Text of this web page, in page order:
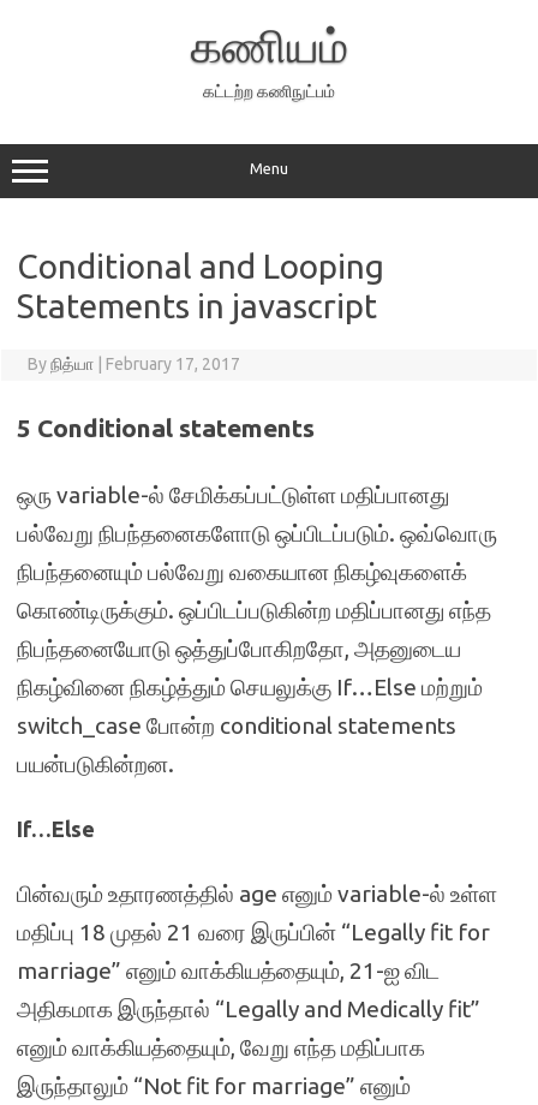
கணியம்
கட்டற்ற கணிநுட்பம்
Menu
Conditional and Looping
Statements in javascript
Byநித்யா February 17, 2017
5 Conditional statements
ஒரு variable-ல் சேமிக்கப்பட்டுள்ள மதிப்பானது
பல்வேறு நிபந்தனைகளோடு ஒப்பிடப்படும். ஒவ்வொரு
நிபந்தனையும் பல்வேறு வகையான நிகழ்வுகளைக்
கொண்டிருக்கும். ஒப்பிடப்படுகின்ற மதிப்பானது எந்த
நிபந்தனையோடு ஒத்துப்போகிறதோ, அதனுடைய
நிகழ்வினை நிகழ்த்தும் செயலுக்கு If…Else மற்றும்
switch_case போன்ற conditional statements
பயன்படுகின்றன.
If…Else
பின்வரும் உதாரணத்தில் age எனும் variable-ல் உள்ள
மதிப்பு 18 முதல் 21 வரை இருப்பின் “Legally fit for
marriage” எனும் வாக்கியத்தையும், 21-ஐ விட
அதிகமாக இருந்தால் “Legally and Medically fit”
எனும் வாக்கியத்தையும், வேறு எந்த மதிப்பாக
இருந்தாலும் “Not fit for marriage” எனும்